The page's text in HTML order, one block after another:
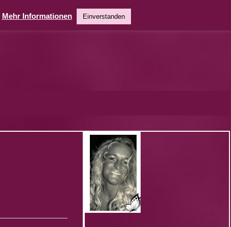
Mehr Informationen Einverstanden